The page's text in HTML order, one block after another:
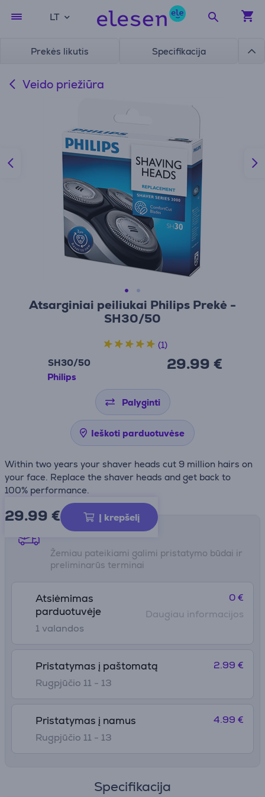
LT
Prekės likutis Specifikacija
Veido priežiūra
Atsarginiai peiliukai Philips Prekė -
SH30/50
SH30/50
Philips
29.99 €
(1)
Palyginti
Ieškoti parduotuvėse
Within two years your shaver heads cut 9 million hairs on
your face. Replace the shaver heads and get back to
100% performance.
29.99 € Į krepšelį
Pristatymo būdai
Žemiau pateikiami galimi pristatymo būdai ir
preliminarūs terminai
Atsiėmimas
parduotuvėje
1 valandos
0 €
Daugiau informacijos
Pristatymas į paštomatą
Rugpjūčio 11 - 13
2.99 €
Pristatymas į namus
Rugpjūčio 11 - 13
4.99 €
Specifikacija